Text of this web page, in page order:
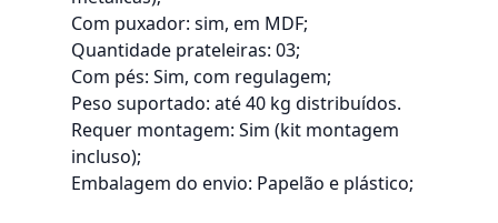
Com puxador: sim, em MDF;
Quantidade prateleiras: 03;
Com pés: Sim, com regulagem;
Peso suportado: até 40 kg distribuídos.
Requer montagem: Sim (kit montagem
incluso);
Embalagem do envio: Papelão e plástico;